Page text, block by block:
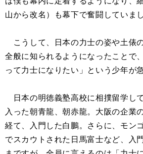
山から改名）も幕下で奮闘していまし
こうして、日本の力士の姿や土俵
全般に知られるようになったことで
って力士になりたい」という少年が
日本の明徳義塾高校に相撲留学し
入った朝青龍、朝赤龍。大阪の企業
経て、入門した白鵬。さらに、モン
でスカウトされた日馬富士など、入